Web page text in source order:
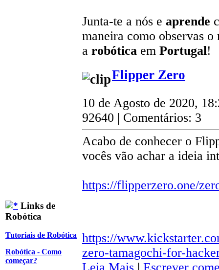
Links de
Robótica
Tutoriais de Robótica
Robótica - Como
começar?
Junta-te a nós e aprende
maneira como observas
a robótica em Portugal!
Flipper Zero
10 de Agosto de 2020,
92640 | Comentários: 3
Acabo de conhecer o
vocês vão achar a ideia
https://flipperzero.one/
https://
zero-tamagochi-for-